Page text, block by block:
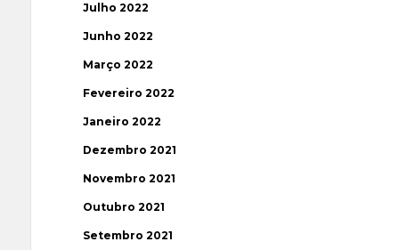
Julho 2022
Junho 2022
Março 2022
Fevereiro 2022
Janeiro 2022
Dezembro 2021
Novembro 2021
Outubro 2021
Setembro 2021